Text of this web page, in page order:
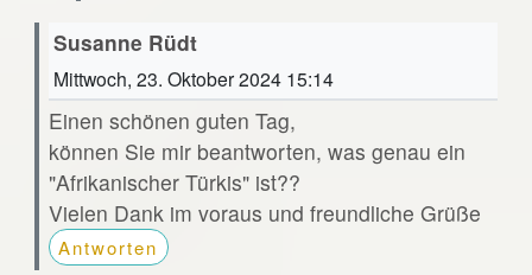
Susanne Rüdt
Mittwoch, 23. Oktober 2024 15:14
Einen schönen guten Tag,
können Sie mir beantworten, was genau ein
"Afrikanischer Türkis" ist??
Vielen Dank im voraus und freundliche Grüße
Antworten